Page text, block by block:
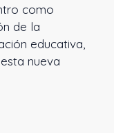
como
de la
educativa,
nueva